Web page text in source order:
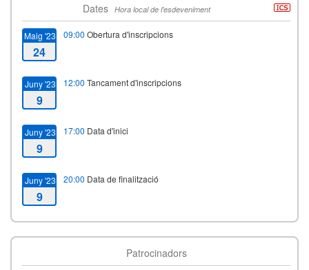
Dates Hora local de l'esdeveniment
Maig '23
24
09:00 Obertura d'inscripcions
Juny '23
9
12:00 Tancament d'inscripcions
Juny '23
9
17:00 Data d'inici
Juny '23
9
20:00 Data de finalització
Patrocinadors